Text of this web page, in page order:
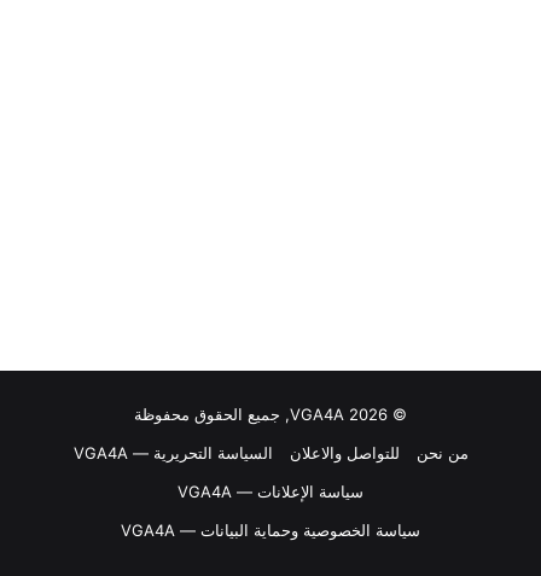
© VGA4A 2026, جميع الحقوق محفوظة
من نحن
للتواصل والاعلان
السياسة التحريرية — VGA4A
سياسة الإعلانات — VGA4A
سياسة الخصوصية وحماية البيانات — VGA4A